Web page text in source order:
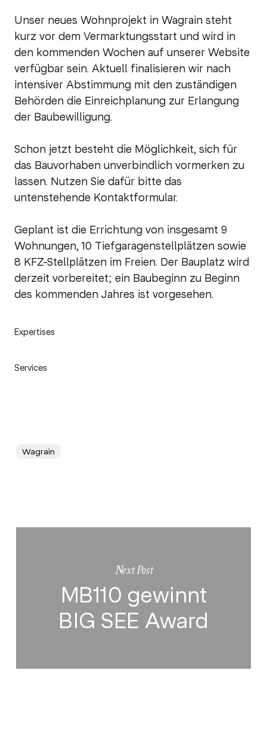
Unser neues Wohnprojekt in Wagrain steht
kurz vor dem Vermarktungsstart und wird in
den kommenden Wochen auf unserer Website
verfügbar sein. Aktuell finalisieren wir nach
intensiver Abstimmung mit den zuständigen
Behörden die Einreichplanung zur Erlangung
der Baubewilligung.
Schon jetzt besteht die Möglichkeit, sich für
das Bauvorhaben unverbindlich vormerken zu
lassen. Nutzen Sie dafür bitte das
untenstehende Kontaktformular.
Geplant ist die Errichtung von insgesamt 9
Wohnungen, 10 Tiefgaragenstellplätzen sowie
8 KFZ-Stellplätzen im Freien. Der Bauplatz wird
derzeit vorbereitet; ein Baubeginn zu Beginn
des kommenden Jahres ist vorgesehen.
Expertises
Services
Wagrain
Next Post
MB110 gewinnt
BIG SEE Award